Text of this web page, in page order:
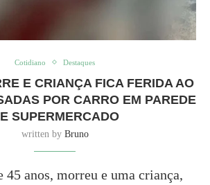
Cotidiano Destaques
E CRIANÇA FICA FERIDA AO
POR CARRO EM PAREDE
SUPERMERCADO
written by Bruno
45 anos, morreu e uma criança,